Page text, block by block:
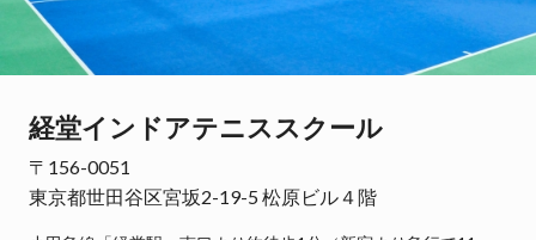
経堂インドアテニススクール
〒156-0051
東京都世田谷区宮坂2-19-5 松原ビル４階